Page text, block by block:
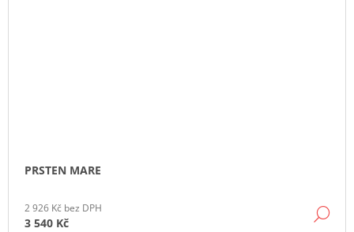
PRSTEN MARE
2 926 Kč bez DPH
3 540 Kč